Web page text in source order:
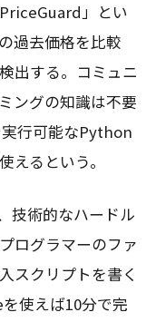
」とい
過去価格を比較
出する。コミュニ
ングの知識は不要
行可能なPython
えるという。
技術的なハードル
ログラマーのファ
スクリプトを書く
使えば10分で完